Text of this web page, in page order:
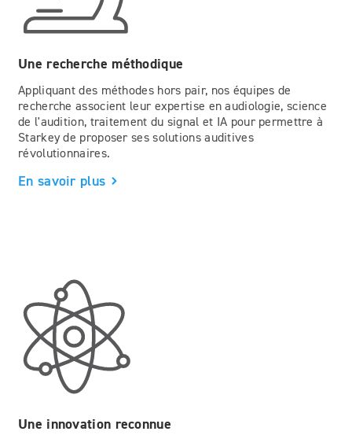
Une recherche méthodique
Appliquant des méthodes hors pair, nos équipes de
recherche associent leur expertise en audiologie, science
de l'audition, traitement du signal et IA pour permettre à
Starkey de proposer ses solutions auditives
révolutionnaires.
En savoir plus
Une innovation reconnue